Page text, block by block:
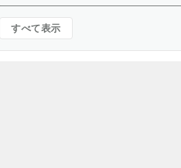
すべて表示